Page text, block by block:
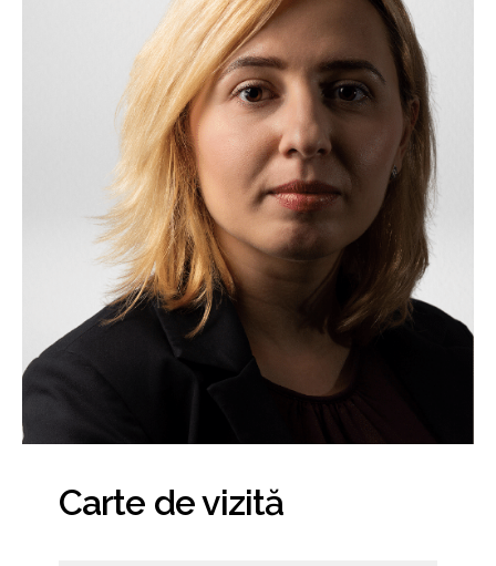
Carte de vizită